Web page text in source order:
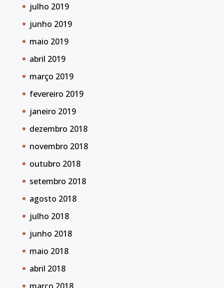
julho 2019
junho 2019
maio 2019
abril 2019
março 2019
fevereiro 2019
janeiro 2019
dezembro 2018
novembro 2018
outubro 2018
setembro 2018
agosto 2018
julho 2018
junho 2018
maio 2018
abril 2018